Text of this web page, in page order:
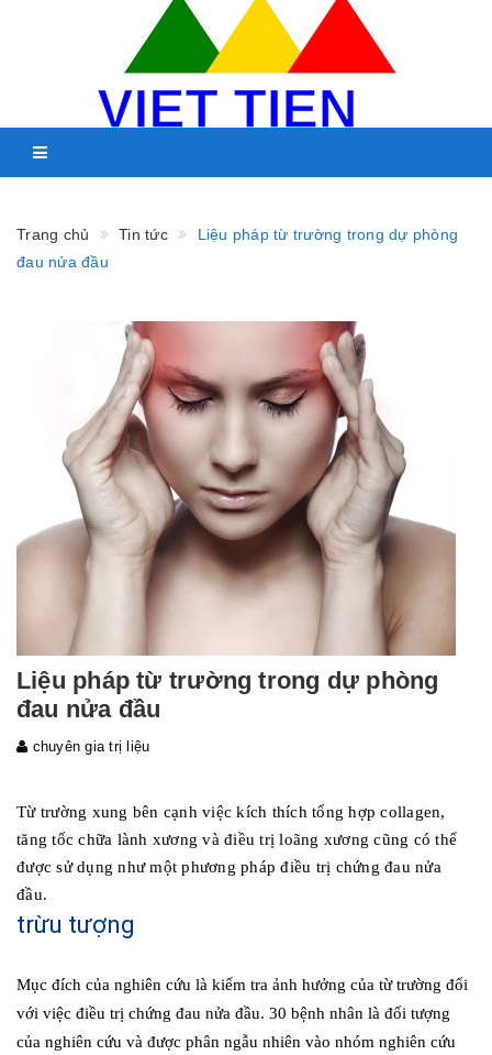
Trang chủ Tin tức
Liệu pháp từ trường trong dự phòng
đau nửa đầu
Liệu pháp từ trường trong dự phòng
đau nửa đầu
chuyên gia trị liệu
Từ trường xung bên cạnh việc kích thích tổng hợp collagen,
tăng tốc chữa lành xương và điều trị loãng xương cũng có thể
được sử dụng như một phương pháp điều trị chứng đau nửa
đầu.
trừu tượng
Mục đích của nghiên cứu là kiểm tra ảnh hưởng của từ trường đối
với việc điều trị chứng đau nửa đầu. 30 bệnh nhân là đối tượng
của nghiên cứu và được phân ngẫu nhiên vào nhóm nghiên cứu